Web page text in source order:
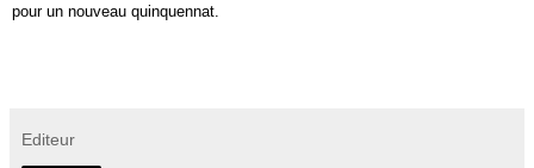
pour un nouveau quinquennat.
Editeur